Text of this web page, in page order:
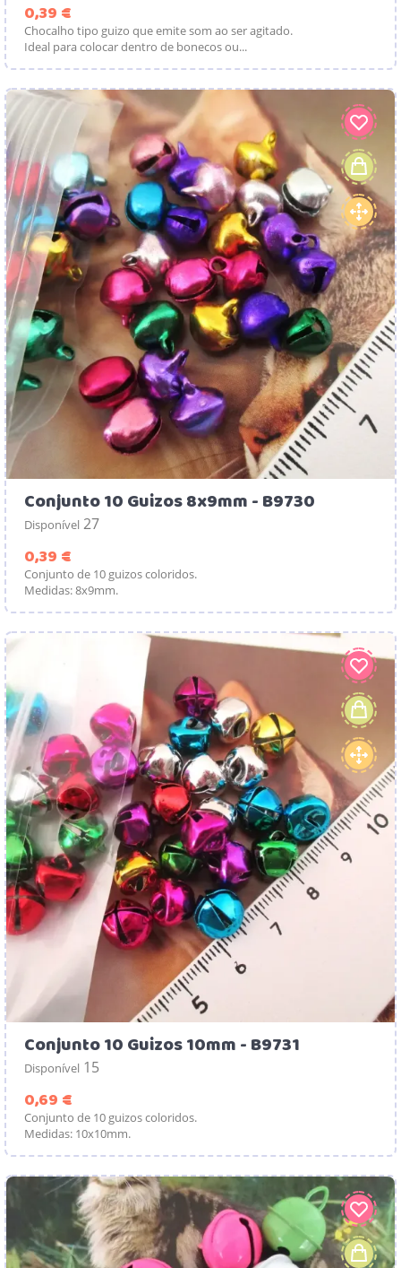
0,39 €
Chocalho tipo guizo que emite som ao ser agitado.
Ideal para colocar dentro de bonecos ou...
Conjunto 10 Guizos 8x9mm - B9730
Disponível 27
0,39 €
Conjunto de 10 guizos coloridos.
Medidas: 8x9mm.
Conjunto 10 Guizos 10mm - B9731
Disponível 15
0,69 €
Conjunto de 10 guizos coloridos.
Medidas: 10x10mm.